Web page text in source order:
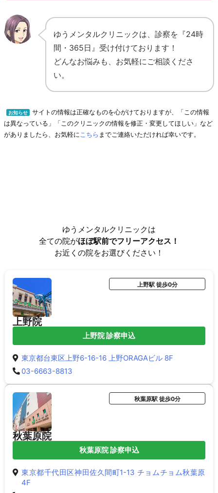
ゆうメンタルクリニックは、診察を『24時
間・365日』受け付けております！
どんなお悩みも、お気軽にご相談くださ
い。
お知らせ
サイトの情報は正確なものを心がけておりますが、「この情報
は異なっている」「このクリニックの情報を修正・変更してほしい」など
がありましたら、お気軽に こちら までご連絡いただければ幸いです。
ゆうメンタルクリニックは
全ての院がほぼ駅前でフリーアクセス！
お近くの院をお選びください！
上野院
上野駅 徒歩0分
上野院 診察申込
東京都台東区上野6-16-16 上野ORAGAビル 8F
03-6663-8813
秋葉原院
秋葉原駅 徒歩0分
秋葉原院 診察申込
東京都千代田区神田佐久間町1-13 チョムチョム秋葉原
4F